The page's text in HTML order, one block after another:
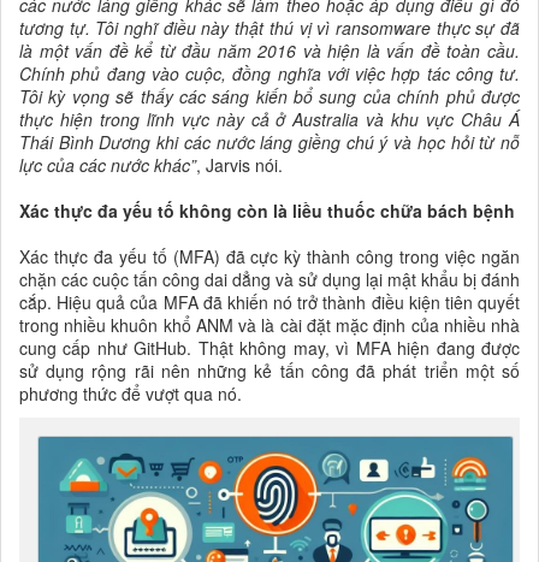
các nước láng giềng khác sẽ làm theo hoặc áp dụng điều gì đó
tương tự. Tôi nghĩ điều này thật thú vị vì ransomware thực sự đã
là một vấn đề kể từ đầu năm 2016 và hiện là vấn đề toàn cầu.
Chính phủ đang vào cuộc, đồng nghĩa với việc hợp tác công tư.
Tôi kỳ vọng sẽ thấy các sáng kiến bổ sung của chính phủ được
thực hiện trong lĩnh vực này cả ở Australia và khu vực Châu Á
Thái Bình Dương khi các nước láng giềng chú ý và học hỏi từ nỗ
lực của các nước khác”, Jarvis nói.
Xác thực đa yếu tố không còn là liều thuốc chữa bách bệnh
Xác thực đa yếu tố (MFA) đã cực kỳ thành công trong việc ngăn
chặn các cuộc tấn công dai dẳng và sử dụng lại mật khẩu bị đánh
cắp. Hiệu quả của MFA đã khiến nó trở thành điều kiện tiên quyết
trong nhiều khuôn khổ ANM và là cài đặt mặc định của nhiều nhà
cung cấp như GitHub. Thật không may, vì MFA hiện đang được
sử dụng rộng rãi nên những kẻ tấn công đã phát triển một số
phương thức để vượt qua nó.